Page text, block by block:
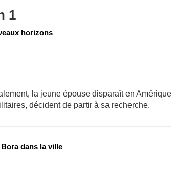
1
horizons
la jeune épouse disparaît en Amérique
décident de partir à sa recherche.
Bora dans la ville